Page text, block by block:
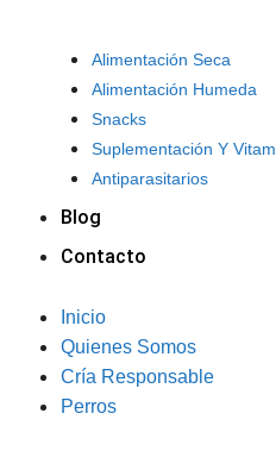
Alimentación Seca
Alimentación Humeda
Snacks
Suplementación Y
Antiparasitarios
Blog
Contacto
Inicio
Quienes Somos
Cría Responsable
Perros